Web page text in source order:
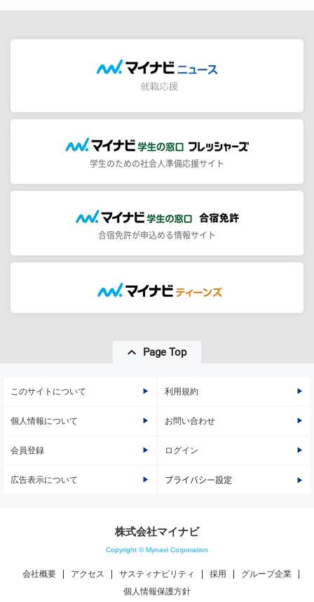
学生のための社会人準備応援サイト
合宿免許が申込める情報サイト
Page Top
このサイトについて 利用規約
個人情報について お問い合わせ
会員登録 ログイン
広告表示について プライバシー設定
株式会社マイナビ
Copyright © Mynavi Corporation
会社概要 アクセス サスティナビリティ 採用
グループ企業
個人情報保護方針